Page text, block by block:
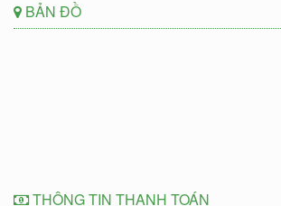
BẢN ĐỒ
THÔNG TIN THANH TOÁN